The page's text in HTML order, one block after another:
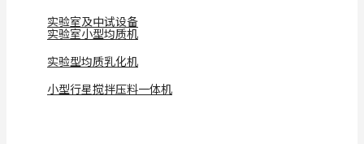
实验室及中试设备
实验室小型均质机
实验型均质乳化机
小型行星搅拌压料一体机